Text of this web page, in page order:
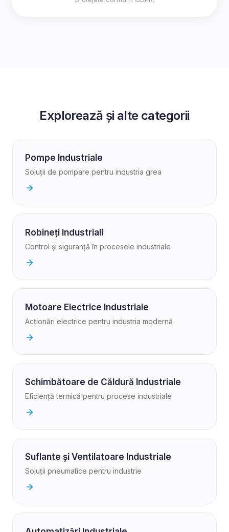
Explorează și alte categorii
Pompe Industriale
Soluții de pompare pentru industria grea
Robineți Industriali
Control și siguranță în procesele industriale
Motoare Electrice Industriale
Acționări electrice pentru industria modernă
Schimbătoare de Căldură Industriale
Eficiență termică pentru procese industriale
Suflante și Ventilatoare Industriale
Soluții pneumatice pentru industrie